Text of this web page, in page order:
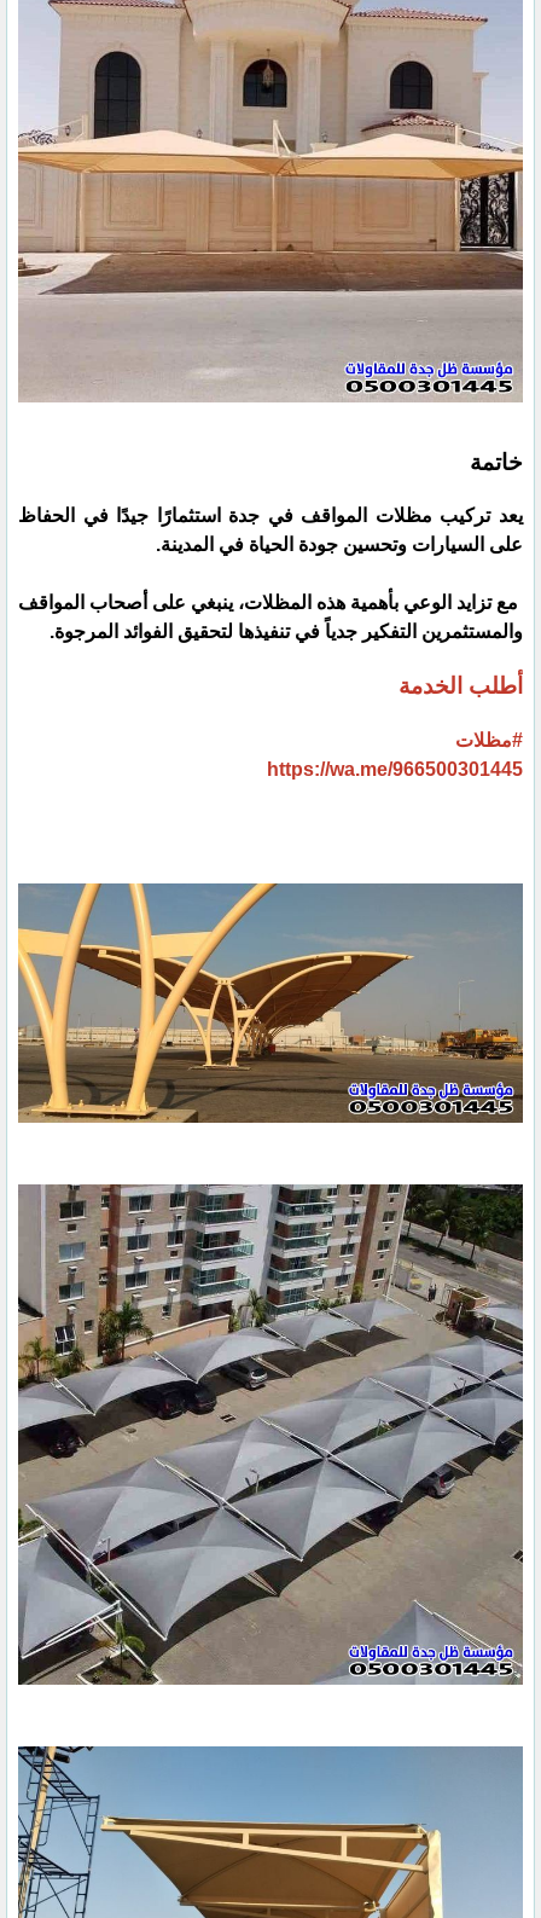
خاتمة
يعد تركيب مظلات المواقف في جدة استثمارًا جيدًا في الحفاظ
على السيارات وتحسين جودة الحياة في المدينة.
مع تزايد الوعي بأهمية هذه المظلات، ينبغي على أصحاب المواقف
والمستثمرين التفكير جدياً في تنفيذها لتحقيق الفوائد المرجوة.
أطلب الخدمة
#مظلات
https://wa.me/966500301445